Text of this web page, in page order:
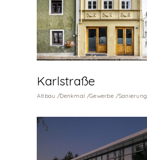
Karlstraße
Altbau Denkmal Gewerbe Sanierung